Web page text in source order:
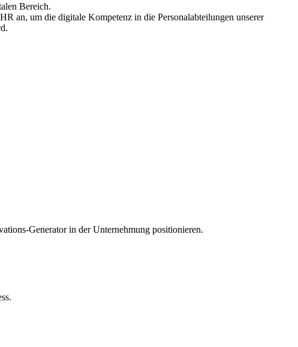
Bereich.
an, um die digitale Kompetenz in die Personalabteilungen unserer
Generator in der Unternehmung positionieren.